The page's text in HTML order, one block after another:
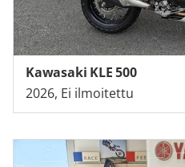
Kawasaki KLE 500
2026, Ei ilmoitettu